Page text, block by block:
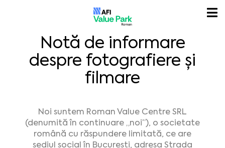
Notă de informare
despre fotografiere și
filmare
Noi suntem Roman Value Centre SRL
(denumită în continuare „noi”), o societate
română cu răspundere limitată, ce are
sediul social în Bucuresti, adresa Strada